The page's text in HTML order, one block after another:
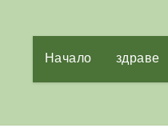
Начало здраве